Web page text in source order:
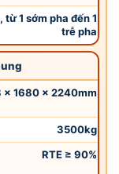
từ 1 sớm pha đến 1
trễ pha
× 1680 × 2240mm
3500kg
RTE ≥ 90%